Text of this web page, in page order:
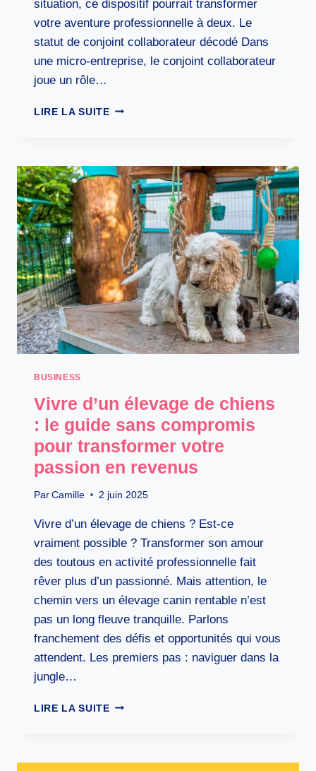
situation, ce dispositif pourrait transformer
votre aventure professionnelle à deux. Le
statut de conjoint collaborateur décodé Dans
une micro-entreprise, le conjoint collaborateur
joue un rôle…
LIRE LA SUITECONJOINT
ENTREPRISE
:
LE
HACK
LÉGAL
QUE
90%
DES
COUPLES
ENTREPRENEURS
IGNORENT
BUSINESS
Vivre d’un élevage de chiens
: le guide sans compromis
pour transformer votre
passion en revenus
Par Camille 2 juin 2025
Vivre d’un élevage de chiens ? Est-ce
vraiment possible ? Transformer son amour
des toutous en activité professionnelle fait
rêver plus d’un passionné. Mais attention, le
chemin vers un élevage canin rentable n’est
pas un long fleuve tranquille. Parlons
franchement des défis et opportunités qui vous
attendent. Les premiers pas : naviguer dans la
jungle…
LIRE LA SUITEVIVRE
CHIENS